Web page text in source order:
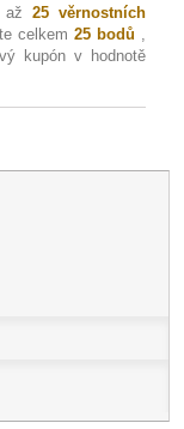
až25 věrnostních
celkem 25bodů ,
kupón v hodnotě